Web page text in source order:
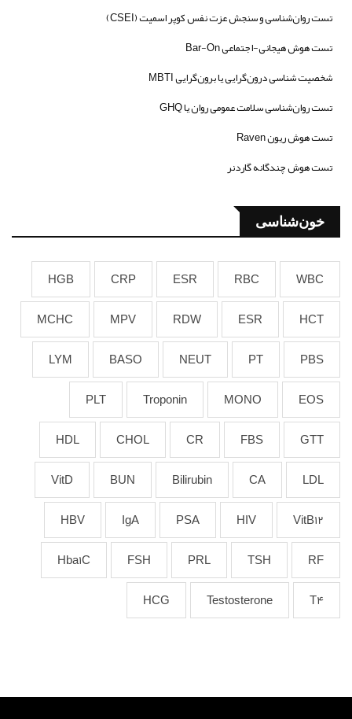
تست روان‌شناسی و سنجش عزت نفس کوپر اسمیت (CSEI)
تست هوش هیجانی-اجتماعی Bar-On
شخصیت شناسی درون‌گرایی یا برون‌گرایی MBTI
تست روان‌شناسی سلامت عمومی روان یا GHQ
تست هوش ریون Raven
تست هوش چندگانه گاردنر
خون‌شناسی
WBC
RBC
ESR
CRP
HGB
HCT
ESR
RDW
MPV
MCHC
PBS
PT
NEUT
BASO
LYM
EOS
MONO
Troponin
PLT
GTT
FBS
CR
CHOL
HDL
LDL
CA
Bilirubin
BUN
VitD
VitB12
HIV
PSA
IgA
HBV
RF
TSH
PRL
FSH
Hba1C
T4
Testosterone
HCG